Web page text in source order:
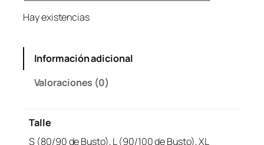
Hay existencias
Información adicional
Valoraciones (0)
Talle
S (80/90 de Busto), L (90/100 de Busto), XL